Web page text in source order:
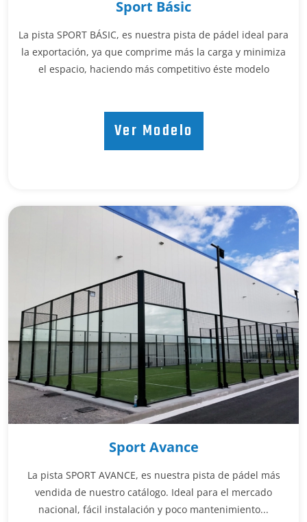
Sport Básic
La pista SPORT BÁSIC, es nuestra pista de pádel ideal para
la exportación, ya que comprime más la carga y minimiza
el espacio, haciendo más competitivo éste modelo
Ver Modelo
Sport Avance
La pista SPORT AVANCE, es nuestra pista de pádel más
vendida de nuestro catálogo. Ideal para el mercado
nacional, fácil instalación y poco mantenimiento...